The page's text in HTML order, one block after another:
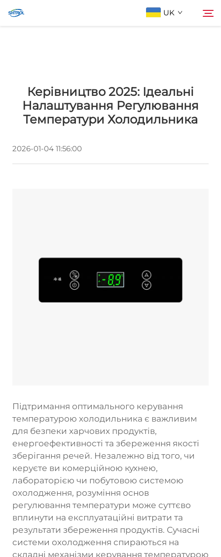
UK
Продукти
Зв'яжіться з нами
Керівництво 2025: Ідеальні
Налаштування Регулювання
Температури Холодильника
2026-01-04 11:56:00
Підтримання оптимального керування
температурою холодильника є важливим
для безпеки харчових продуктів,
енергоефективності та збереження якості
зберігання речей. Незалежно від того, чи
керуєте ви комерційною кухнею,
лабораторією чи побутовою системою
охолодження, розуміння основ
регулювання температури може суттєво
вплинути на експлуатаційні витрати та
результати збереження продуктів. Сучасні
системи охолодження спираються на
складні механізми керування температурою